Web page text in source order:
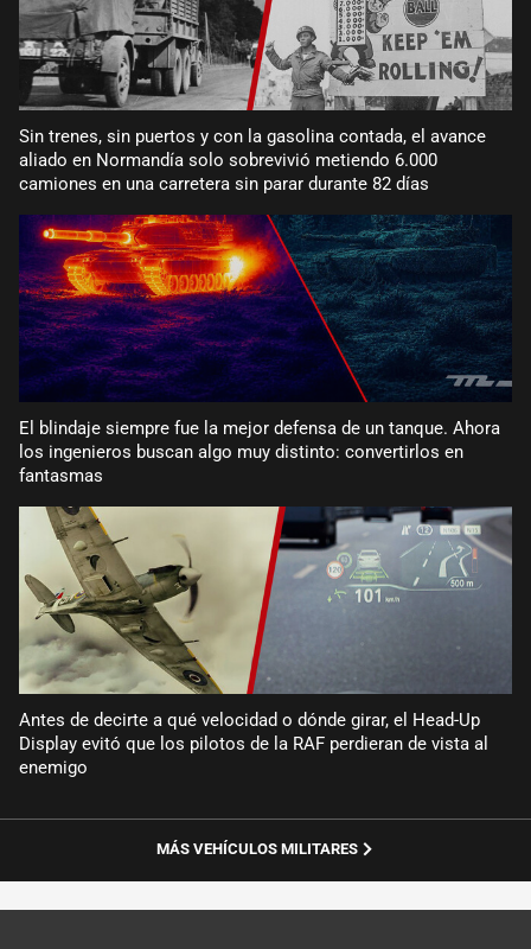
Sin trenes, sin puertos y con la gasolina contada, el avance
aliado en Normandía solo sobrevivió metiendo 6.000
camiones en una carretera sin parar durante 82 días
El blindaje siempre fue la mejor defensa de un tanque. Ahora
los ingenieros buscan algo muy distinto: convertirlos en
fantasmas
Antes de decirte a qué velocidad o dónde girar, el Head-Up
Display evitó que los pilotos de la RAF perdieran de vista al
enemigo
MÁS VEHÍCULOS MILITARES